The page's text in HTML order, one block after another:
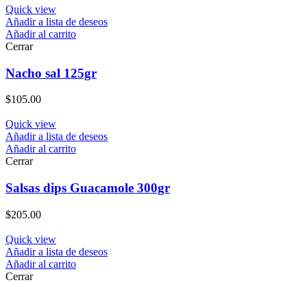
Quick view
Añadir a lista de deseos
Añadir al carrito
Cerrar
Nacho sal 125gr
$105.00
Quick view
Añadir a lista de deseos
Añadir al carrito
Cerrar
Salsas dips Guacamole 300gr
$205.00
Quick view
Añadir a lista de deseos
Añadir al carrito
Cerrar